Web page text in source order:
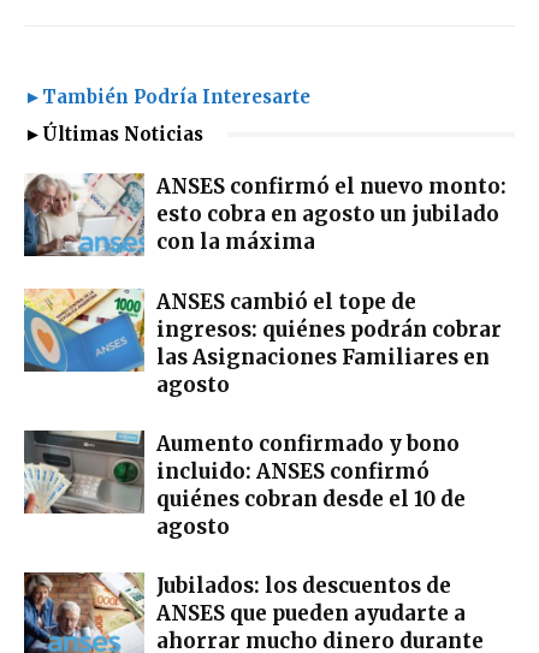
►También Podría Interesarte
►Últimas Noticias
ANSES confirmó el nuevo monto:
esto cobra en agosto un jubilado
con la máxima
ANSES cambió el tope de
ingresos: quiénes podrán cobrar
las Asignaciones Familiares en
agosto
Aumento confirmado y bono
incluido: ANSES confirmó
quiénes cobran desde el 10 de
agosto
Jubilados: los descuentos de
ANSES que pueden ayudarte a
ahorrar mucho dinero durante